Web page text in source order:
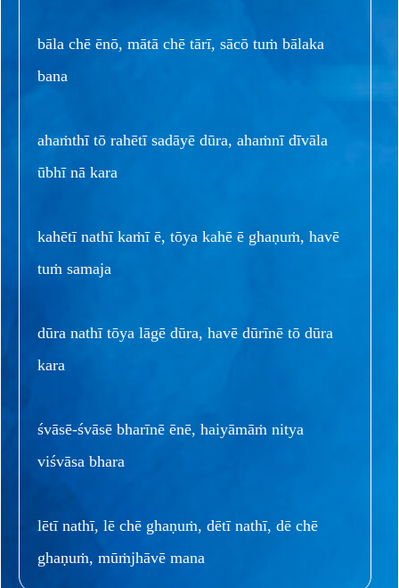
bāla chē ēnō, mātā chē tārī, sācō tuṁ bālaka
bana
ahaṁthī tō rahētī sadāyē dūra, ahaṁnī dīvāla
ūbhī nā kara
kahētī nathī kaṁī ē, tōya kahē ē ghaṇuṁ, havē
tuṁ samaja
dūra nathī tōya lāgē dūra, havē dūrīnē tō dūra
kara
śvāsē-śvāsē bharīnē ēnē, haiyāmāṁ nitya
viśvāsa bhara
lētī nathī, lē chē ghaṇuṁ, dētī nathī, dē chē
ghaṇuṁ, mūṁjhāvē mana